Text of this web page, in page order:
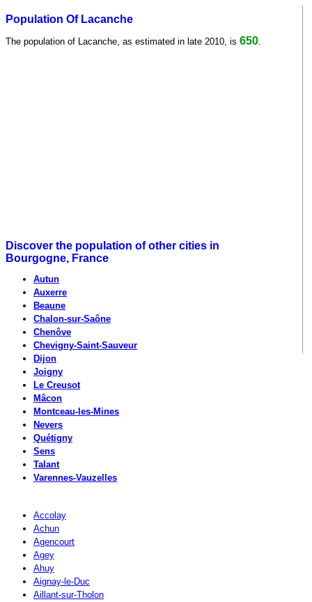
Population Of Lacanche
The population of Lacanche, as estimated in late 2010, is 650
Discover the population of other cities in
Bourgogne, France
Autun
Auxerre
Beaune
Chalon-sur-Saône
Chenôve
Chevigny-Saint-Sauveur
Dijon
Joigny
Le Creusot
Mâcon
Montceau-les-Mines
Nevers
Quétigny
Sens
Talant
Varennes-Vauzelles
Accolay
Achun
Agencourt
Agey
Ahuy
Aignay-le-Duc
Aillant-sur-Tholon